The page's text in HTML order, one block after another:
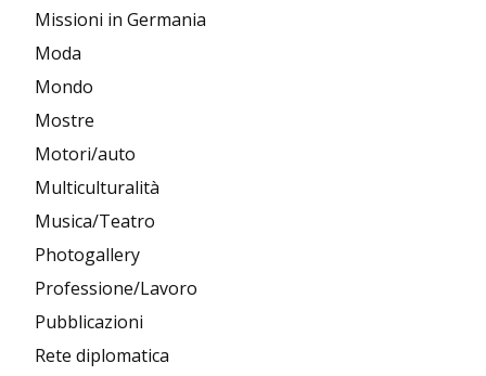
Missioni in Germania
Moda
Mondo
Mostre
Motori/auto
Multiculturalità
Musica/Teatro
Photogallery
Professione/Lavoro
Pubblicazioni
Rete diplomatica